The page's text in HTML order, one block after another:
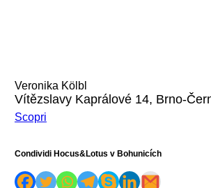
Veronika Kölbl
Vítězslavy Kaprálové 14, Brno-
Scopri
Condividi Hocus&Lotus v Bohunicích